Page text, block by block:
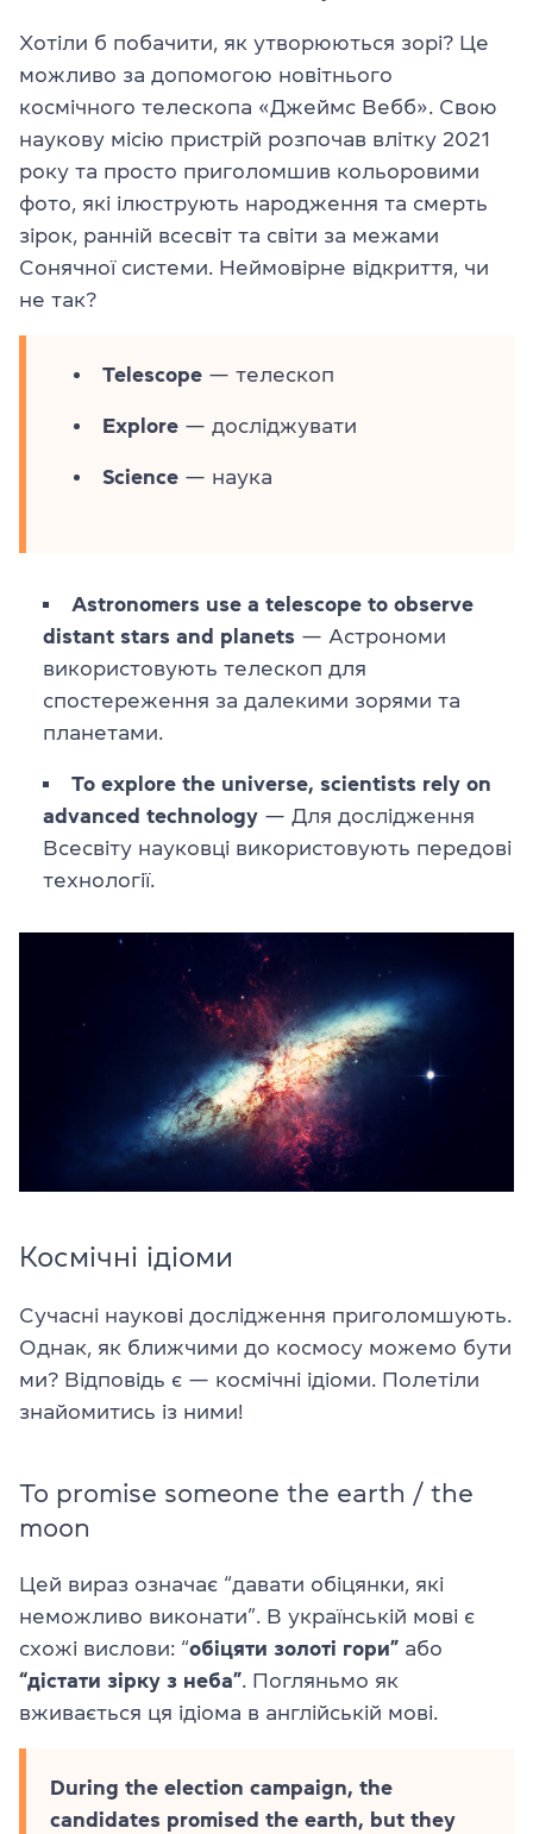
Хотіли б побачити, як утворюються зорі? Це
можливо за допомогою новітнього
космічного телескопа «Джеймс Вебб». Свою
наукову місію пристрій розпочав влітку 2021
року та просто приголомшив кольоровими
фото, які ілюструють народження та смерть
зірок, ранній всесвіт та світи за межами
Сонячної системи. Неймовірне відкриття, чи
не так?
Telescope — телескоп
Explore — досліджувати
Science — наука
Astronomers use a telescope to observe
distant stars and planets — Астрономи
використовують телескоп для
спостереження за далекими зорями та
планетами.
To explore the universe, scientists rely on
advanced technology — Для дослідження
Всесвіту науковці використовують передові
технології.
Космічні ідіоми
Сучасні наукові дослідження приголомшують.
Однак, як ближчими до космосу можемо бути
ми? Відповідь є — космічні ідіоми. Полетіли
знайомитись із ними!
To promise someone the earth / the
moon
Цей вираз означає “давати обіцянки, які
неможливо виконати”. В українській мові є
схожі вислови: “обіцяти золоті гори” або
“дістати зірку з неба”. Погляньмо як
вживається ця ідіома в англійській мові.
During the election campaign, the
candidates promised the earth, but they